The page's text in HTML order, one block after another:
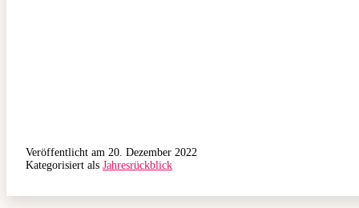
Veröffentlicht am 20. Dezember 2022
Kategorisiert als Jahresrückblick